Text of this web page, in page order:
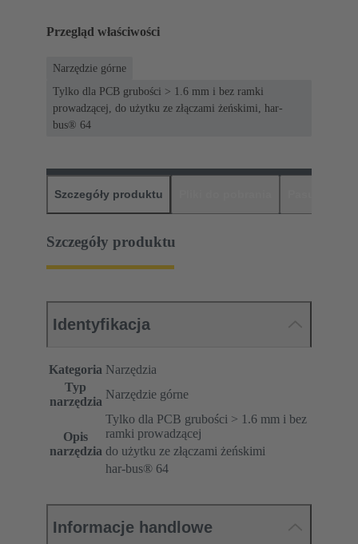
Przegląd właściwości
Narzędzie górne
Tylko dla PCB grubości > 1.6 mm i bez ramki
prowadzącej, do użytku ze złączami żeńskimi, har-
bus® 64
Szczegóły produktu
Szczegóły produktu
Identyfikacja
Kategoria Narzędzia
Typ
narzędzia
Narzędzie górne
Opis
narzędzia
Tylko dla PCB grubości > 1.6 mm i bez
ramki prowadzącej
do użytku ze złączami żeńskimi
har-bus® 64
Informacje handlowe